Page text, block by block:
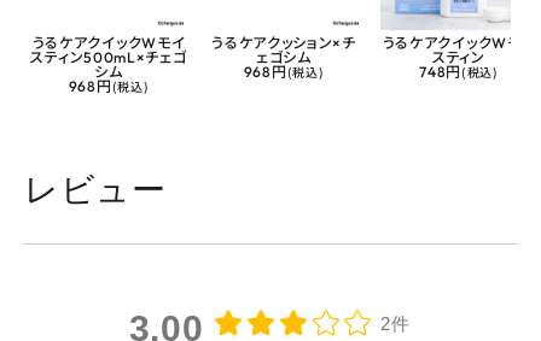
うるケアクイックWモイ
スティン500mL×チェゴ
シム
968円 (税込)
うるケアクッション×チ
ェゴシム
968円 (税込)
うるケアクイックWモイ
スティン
748円 (税込)
レビュー
3.00 2件